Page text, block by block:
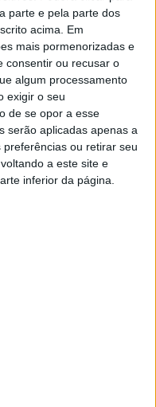
parte e pela parte dos
acima. Em
mais pormenorizadas e
consentir ou recusar o
algum processamento
exigir o seu
de se opor a esse
serão aplicadas apenas a
ou retirar seu
a este site e
inferior da página.
com
das forças
por sistemas
prevista a
sem pedidos
assim como o
sistemas de